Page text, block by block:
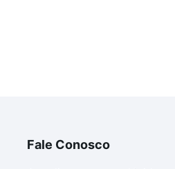
Fale Conosco